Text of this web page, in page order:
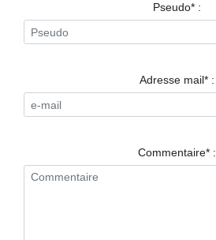
SPORTS
RESTAURANTS
NUIT
Pseudo* :
Adresse mail* :
Commentaire* :